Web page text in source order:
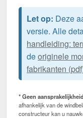
Let op: Deze
versie. Alle
handleiding:
deoriginele
fabrikanten
* Geen
afhankelijk van de
constructeur kan u